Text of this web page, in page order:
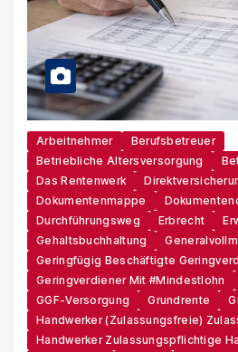
Arbeitnehmer
Berufsbetreuer
Betriebliche Altersversorgung
Das Rentenwerk
Dokumentenmappe
Durchführungsweg
Erbrecht
Gehaltsbuchhaltung
Geringfügig Beschäftigte
Geringverdiener Mit #Mindestlohn
GGF-Versorgung
Grundrente
Handwerker (zulassungsfreie)
Handwerker Zulassungspflichtige